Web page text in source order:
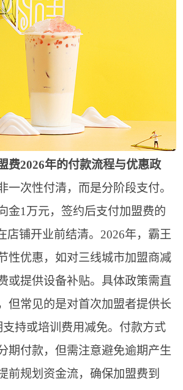
费2026年的付款流程与优惠政
一次性付清，而是分阶段支付。
金1万元，签约后支付加盟费的
店铺开业前结清。2026年，霸王
性优惠，如对三线城市加盟商减
或提供设备补贴。具体政策需直
但常见的是对首次加盟者提供长
持或培训费用减免。付款方式
期付款，但需注意避免逾期产生
前规划资金流，确保加盟费到